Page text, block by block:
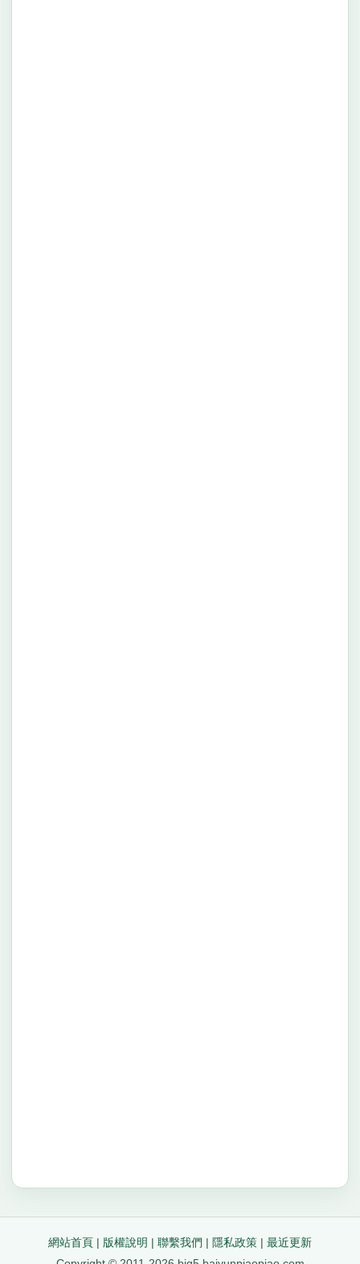
網站首頁 | 版權說明 | 聯繫我們 | 隱私政策 | 最近更新